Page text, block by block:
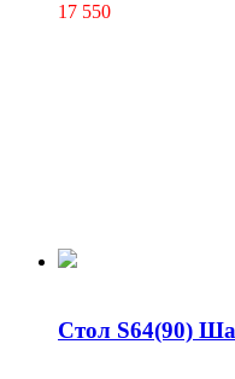
17 550
Стол S64(90)